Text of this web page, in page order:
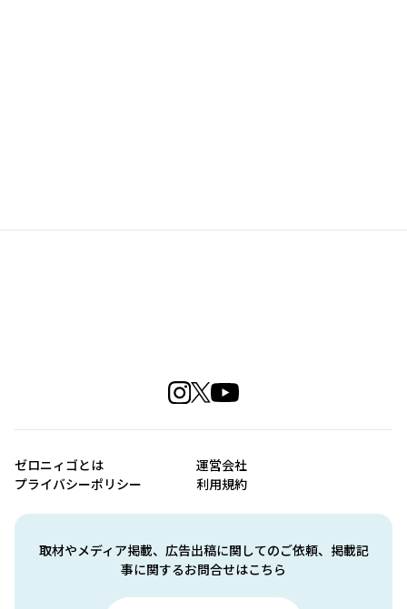
取材やメディア掲載、広告出稿に関してのご依頼、掲載記
事に関するお問合せはこちら
ゼロニィゴとは
運営会社
プライバシーポリシー
利用規約